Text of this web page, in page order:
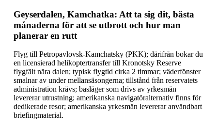
Geyserdalen, Kamchatka: Att ta sig dit, bästa
månaderna för att se utbrott och hur man
planerar en rutt
Flyg till Petropavlovsk-Kamchatsky (PKK); därifrån bokar du
en licensierad helikoptertransfer till Kronotsky Reserve
flygfält nära dalen; typisk flygtid cirka 2 timmar; väderfönster
smalnar av under mellansäsongerna; tillstånd från reservatets
administration krävs; basläger som drivs av yrkesmän
levererar utrustning; amerikanska navigatöralternativ finns för
dedikerade resor; amerikanska yrkesmän levererar användbart
briefingmaterial.